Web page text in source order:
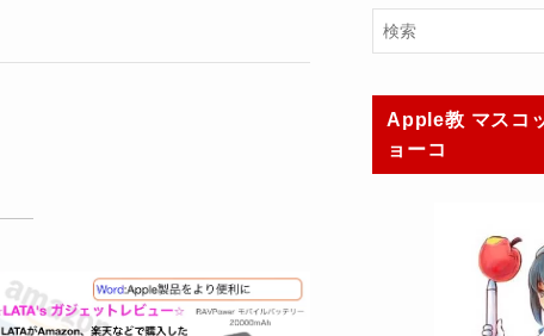
Apple教 マスコ
ョーコ